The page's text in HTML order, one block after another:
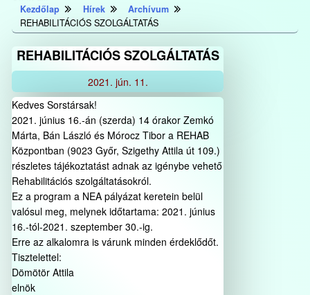
Kezdőlap
Hírek
Archívum
REHABILITÁCIÓS SZOLGÁLTATÁS
REHABILITÁCIÓS SZOLGÁLTATÁS
2021. jún. 11.
Kedves Sorstársak!
2021. június 16.-án (szerda) 14 órakor Zemkó
Márta, Bán László és Mórocz Tibor a REHAB
Központban (9023 Győr, Szigethy Attila út 109.)
részletes tájékoztatást adnak az igénybe vehető
Rehabilitációs szolgáltatásokról.
Ez a program a NEA pályázat keretein belül
valósul meg, melynek időtartama: 2021. június
16.-tól-2021. szeptember 30.-ig.
Erre az alkalomra is várunk minden érdeklődőt.
Tisztelettel:
Dömötör Attila
elnök